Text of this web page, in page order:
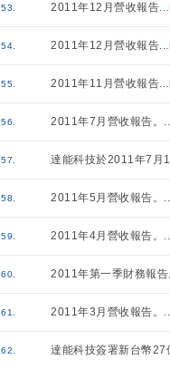
53. 2011年12月營收報告...
54. 2011年12月營收報告...
55. 2011年11月營收報告...
56. 2011年7月營收報告。
57. 達能科技於2011年7月
58. 2011年5月營收報告。
59. 2011年4月營收報告。
60. 2011年第一季財務報告
61. 2011年3月營收報告。
62. 達能科技簽署新台幣27